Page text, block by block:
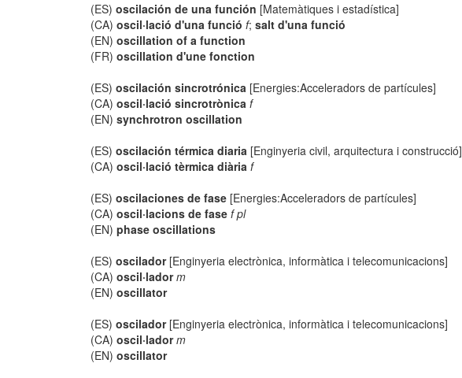
(ES)oscilación de una función [Matemàtiques i estadística]
(CA)oscil·lació d'una funció f;salt d'una funció
(EN)oscillation of a function
(FR)oscillation d'une fonction
(ES)oscilación sincrotrónica [Energies:Acceleradors de partícules]
(CA)oscil·lació sincrotrònica f
(EN)synchrotron oscillation
(ES)oscilación térmica diaria [Enginyeria civil, arquitectura i construcció]
(CA)oscil·lació tèrmica diària f
(ES)oscilaciones de fase [Energies:Acceleradors de partícules]
(CA)oscil·lacions de fase f pl
(EN)phase oscillations
(ES)oscilador[Enginyeria electrònica, informàtica i telecomunicacions]
(CA)oscil·lador m
(EN)oscillator
(ES)oscilador[Enginyeria electrònica, informàtica i telecomunicacions]
(CA)oscil·lador m
(EN)oscillator